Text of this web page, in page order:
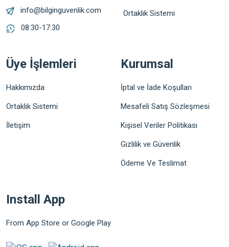
info@bilginguvenlik.com
08:30-17:30
Ortaklık Sistemi
Üye İşlemleri
Hakkımızda
Ortaklık Sistemi
İletişim
Kurumsal
İptal ve İade Koşulları
Mesafeli Satış Sözleşmesi
Kişisel Veriler Politikası
Gizlilik ve Güvenlik
Ödeme Ve Teslimat
Install App
From App Store or Google Play